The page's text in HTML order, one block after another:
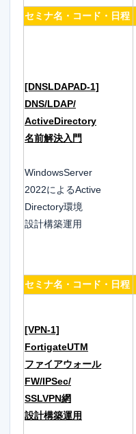
セミナ名・コード・日程
[DNSLDAPAD-1]
DNS/LDAP/
ActiveDirectory
名前解決入門
WindowsServer
2022によるActive
Directory環境
設計構築運用
セミナ名・コード・日程
[VPN-1]
FortigateUTM
ファイアウォール
FW/IPSec/
SSLVPN網
設計構築運用